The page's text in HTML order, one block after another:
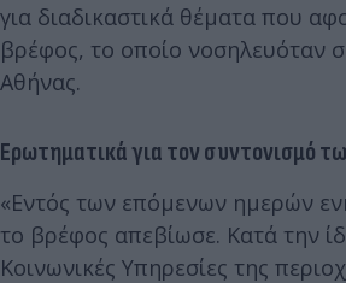
για διαδικαστικά θέματα που
βρέφος, το οποίο νοσηλευόταν
Αθήνας.
Ερωτηματικά για τον συντονισμό
«Εντός των επόμενων ημερών
το βρέφος απεβίωσε. Κατά την
Κοινωνικές Υπηρεσίες της